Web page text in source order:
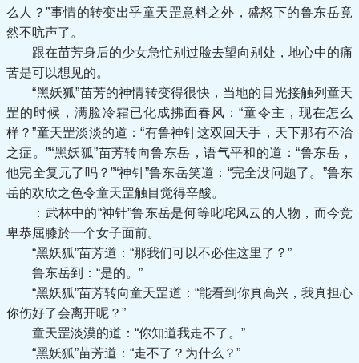
么人？”事情的转变出乎童天罡意料之外，盛怒下的鲁东岳竟
然不吭声了。
跟在苗芳身后的少女急忙别过脸去望向别处，地心中的痛
苦是可以想见的。
“黑妖狐”苗芳的神情转变得很快，当地的目光接触列童天
罡的时候，满脸冷霜已化成拂面春风：“童令主，现在怎么
样？”童天罡淡淡的道：“有鲁神针这双回天手，天下那有不治
之症。”“黑妖狐”苗芳转向鲁东岳，语气平和的道：“鲁东岳，
他完全复元了吗？”“神针”鲁东岳笑道：“完全没问题了。”鲁东
岳的欢欣之色令童天罡触目觉得辛酸。
：武林中的“神针”鲁东岳是何等叱咤风云的人物，而今竞
卑恭屈膝於一个女子面前。
“黑妖狐”苗芳道：“那我们可以不必住这里了？”
鲁东岳到：“是的。”
“黑妖狐”苗芳转向童天罡道：“能看到你真高兴，我真担心
你伤好了会离开呢？”
童天罡淡漠的道：“你知道我走不了。”
“黑妖狐”苗芳道：“走不了？为什么？”